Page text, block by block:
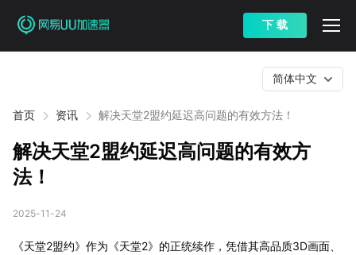
下 载
首页 资讯 解决天堂2盟约延迟高问题的有效方法！
简体中文
解决天堂2盟约延迟高问题的有效方
法！
2025-11-24
《天堂2盟约》作为《天堂2》的正统续作，凭借其高品质3D画面、